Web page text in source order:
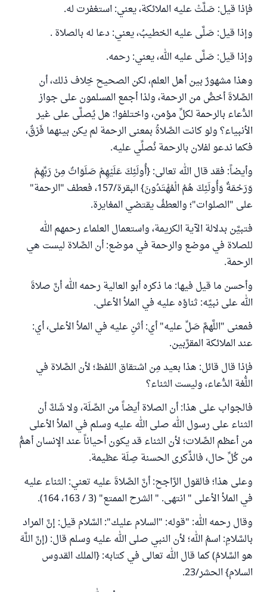
فإذا قيل: صَلَّتْ عليه الملائكة، يعني: استغفرت له.
وإذا قيل: صَلَّى عليه الخطيبُ، يعني: دعا له بالصلاة .
وإذا قيل: صَلَّى عليه الله، يعني: رحمه.
وهذا مشهورٌ بين أهل العلم، لكن الصحيح خِلاف ذلك، أن
الصَّلاةَ أخصُّ من الرحمة، ولذا أجمع المسلمون على جواز
الدُّعاء بالرحمة لكلِّ مؤمن، واختلفوا: هل يُصلَّى على غير
الأنبياء؟ ولو كانت الصَّلاةُ بمعنى الرحمة لم يكن بينهما فَرْقٌ،
فكما ندعو لفلان بالرحمة نُصلِّي عليه.
وأيضاً: فقد قال الله تعالى: {أُولَئِكَ عَلَيْهِمْ صَلَوَاتٌ مِنْ رَبِّهِمْ
وَرَحْمَةٌ وَأُولَئِكَ هُمُ الْمُهْتَدُونَ} البقرة/157، فعطف "الرحمة"
على "الصلوات"؛ والعطفُ يقتضي المغايرة.
فتبيَّن بدلالة الآية الكريمة، واستعمال العلماء رحمهم الله
للصلاة في موضع والرحمة في موضع: أن الصَّلاة ليست هي
الرحمة.
وأحسن ما قيل فيها: ما ذكره أبو العالية رحمه الله أنَّ صلاةَ
الله على نبيِّه: ثناؤه عليه في الملأ الأعلى.
فمعنى "اللَّهمَّ صَلِّ عليه" أي: أثنِ عليه في الملأ الأعلى، أي:
عند الملائكة المقرَّبين.
فإذا قال قائل: هذا بعيد مِن اشتقاق اللفظ؛ لأن الصَّلاة في
اللُّغة الدُّعاء، وليست الثناء؟
فالجواب على هذا: أن الصلاة أيضاً من الصِّلَة، ولا شَكَّ أن
الثناء على رسول الله صلى الله عليه وسلم في الملأ الأعلى
من أعظم الصِّلات؛ لأن الثناء قد يكون أحياناً عند الإنسان أهمُّ
من كُلِّ حال، فالذِّكرى الحسنة صِلَة عظيمة.
وعلى هذا؛ فالقول الرَّاجح: أنَّ الصَّلاةَ عليه تعني: الثناء عليه
في الملأ الأعلى " انتهى. " الشرح الممتع" (3 / 163، 164).
وقال رحمه الله: "قوله: "السلام عليك": السَّلام قيل: إنَّ المراد
بالسَّلامِ: اسمُ الله؛ لأن النبي صلى الله عليه وسلم قال: (إنَّ اللَّهَ
هو السَّلامُ) كما قال الله تعالى في كتابه: {الملك القدوس
السلام} الحشر/23.